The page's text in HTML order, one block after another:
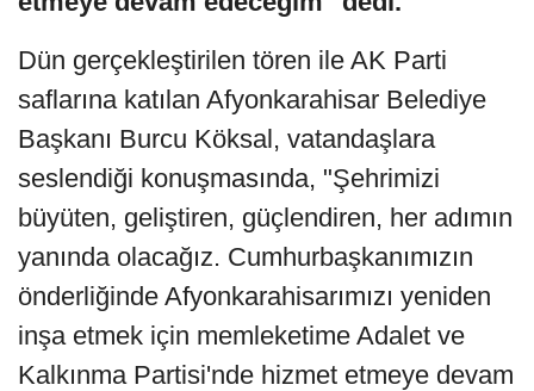
Dün gerçekleştirilen tören ile AK Parti
saflarına katılan Afyonkarahisar Belediye
Başkanı Burcu Köksal, vatandaşlara
seslendiği konuşmasında, "Şehrimizi
büyüten, geliştiren, güçlendiren, her adımın
yanında olacağız. Cumhurbaşkanımızın
önderliğinde Afyonkarahisarımızı yeniden
inşa etmek için memleketime Adalet ve
Kalkınma Partisi'nde hizmet etmeye devam